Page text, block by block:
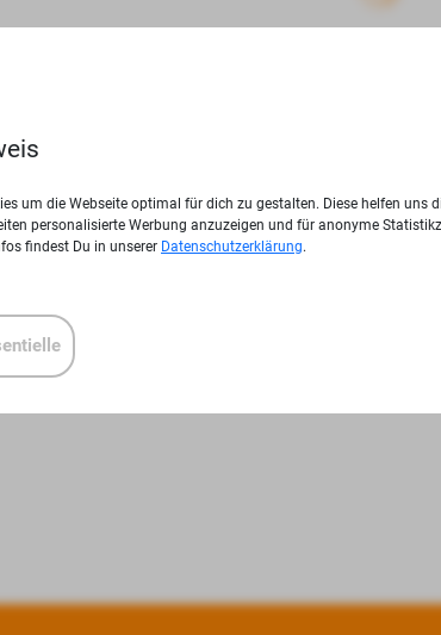
um die Webseite optimal für dich zu gestalten. Diese helfen uns
personalisierte Werbung anzuzeigen und für anonyme
findest Du in unserer Datenschutzerklärung.